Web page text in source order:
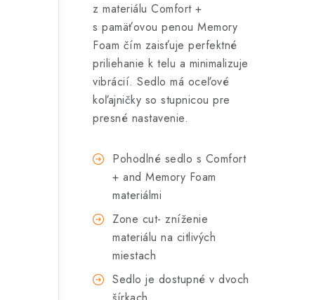
z materiálu Comfort +
s pamäťovou penou Memory
Foam čím zaisťuje perfektné
priliehanie k telu a minimalizuje
vibrácií. Sedlo má oceľové
koľajničky so stupnicou pre
presné nastavenie.
Pohodlné sedlo s Comfort
+ and Memory Foam
materiálmi
Zone cut- zníženie
materiálu na citlivých
miestach
Sedlo je dostupné v dvoch